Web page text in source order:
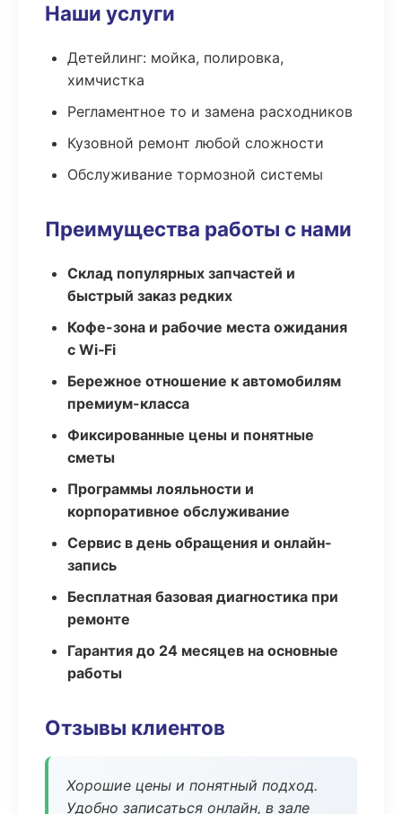
Наши услуги
Детейлинг: мойка, полировка,
химчистка
Регламентное то и замена расходников
Кузовной ремонт любой сложности
Обслуживание тормозной системы
Преимущества работы с нами
Склад популярных запчастей и
быстрый заказ редких
Кофе-зона и рабочие места ожидания
с Wi‑Fi
Бережное отношение к автомобилям
премиум-класса
Фиксированные цены и понятные
сметы
Программы лояльности и
корпоративное обслуживание
Сервис в день обращения и онлайн-
запись
Бесплатная базовая диагностика при
ремонте
Гарантия до 24 месяцев на основные
работы
Отзывы клиентов
Хорошие цены и понятный подход.
Удобно записаться онлайн, в зале